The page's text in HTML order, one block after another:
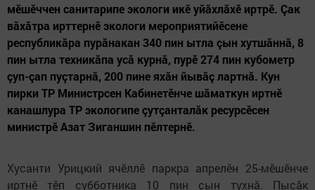
мӗшӗччен санитарипе экологи икӗ уйăхлăхӗ иртрӗ. Çак
вăхăтра ирттернӗ экологи мероприятийӗсене
республикăра пурăнакан 340 пин ытла çын хутшăннă, 8
пин ытла техникăпа усă курнă, пурӗ 274 пин кубометр
çуп-çап пуçтарнă, 200 пине яхăн йывăç лартнă. Кун
пирки ТР Министрсен Кабинетӗнче шăматкун иртнӗ
канашлура ТР экологипе çутçанталăк ресурсӗсен
министрӗ Азат Зиганшин пӗлтернӗ.
Хусанти Урицкий ячӗллӗ паркра апрелӗн 25-мӗшӗнче
иртнӗ тӗп субботника 10 пин çын тухнă. Пысăк